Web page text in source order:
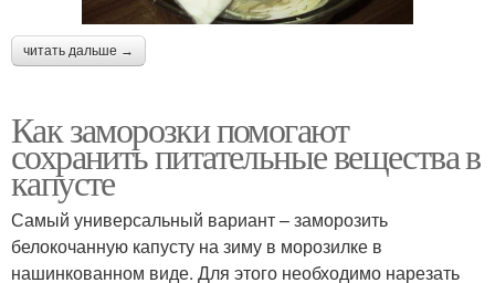
читать дальше →
Как заморозки помогают
сохранить питательные вещества в
капусте
Самый универсальный вариант – заморозить
белокочанную капусту на зиму в морозилке в
нашинкованном виде. Для этого необходимо нарезать